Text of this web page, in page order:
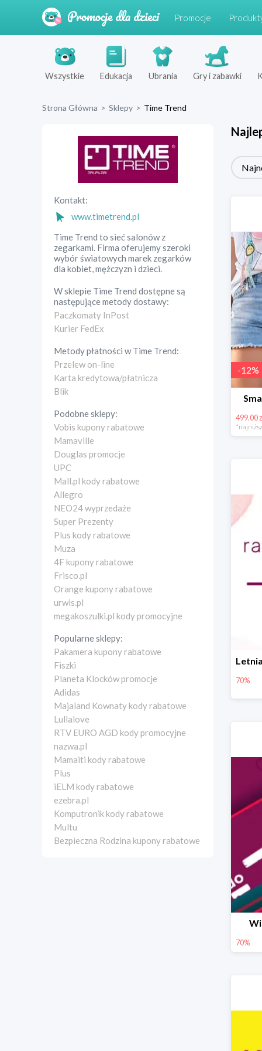
Promocje
Wszystkie Edukacja Ubrania Gry i zabawki
Strona Główna > Sklepy > Time Trend
Kontakt:
www.timetrend.pl
Time Trend to sieć salonów z
zegarkami. Firma oferujemy szeroki
wybór światowych marek zegarków
dla kobiet, mężczyzn i dzieci.
W sklepie Time Trend dostępne są
następujące metody dostawy:
Paczkomaty InPost
Kurier FedEx
Metody płatności wTime Trend:
Przelew on-line
Karta kredytowa/płatnicza
Blik
Podobne sklepy:
Vobis kupony rabatowe
Mamaville
Douglas promocje
UPC
Mall.pl kody rabatowe
Allegro
NEO24 wyprzedaże
Super Prezenty
Plus kody rabatowe
Muza
4F kupony rabatowe
Frisco.pl
Orange kupony rabatowe
urwis.pl
megakoszulki.pl kody promocyjne
Popularne sklepy:
Pakamera kupony rabatowe
Fiszki
Planeta Klocków promocje
Adidas
Majaland Kownaty kody rabatowe
Lullalove
RTV EURO AGD kody promocyjne
nazwa.pl
Mamaiti kody rabatowe
Plus
iELM kody rabatowe
ezebra.pl
Komputronik kody rabatowe
Multu
Bezpieczna Rodzina kupony rabatowe
-12%
499.00
70%
70%